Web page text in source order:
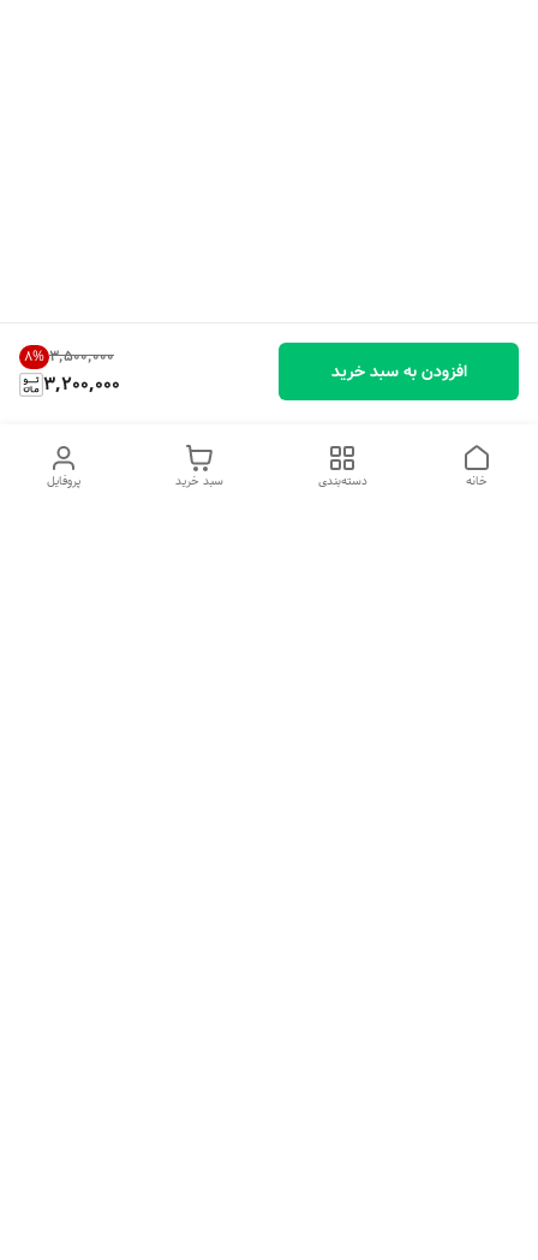
۳٬۵۰۰٬۰۰۰ 8%
3,200,000 افزودن به سبد خرید
پروفایل سبد خرید دسته‌بندی خانه